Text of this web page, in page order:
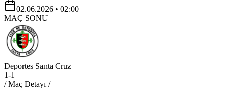
02.06.2026 • 02:00
MAÇ SONU
Deportes Santa Cruz
1-1
/ Maç Detayı /